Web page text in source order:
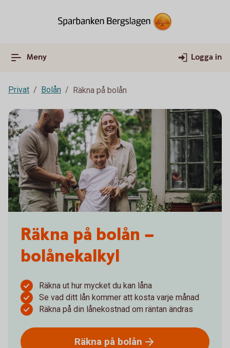
Meny Logga in
Privat Bolån Räkna på bolån
Räkna på bolån –
bolånekalkyl
Räkna ut hur mycket du kan låna
Se vad ditt lån kommer att kosta varje månad
Räkna på din lånekostnad om räntan ändras
Räkna på bolån